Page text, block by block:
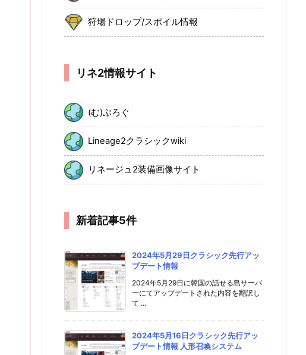
狩場ドロップ/スポイル情報
リネ2情報サイト
(む)ぶろぐ
Lineage2クラシックwiki
リネージュ2装備画像サイト
新着記事5件
2024年5月29日クラシック先行アッ
プデート情報
2024年5月29日に韓国の話せる島サーバ
ーにてアップデートされた内容を翻訳し
て ...
2024年5月16日クラシック先行アッ
プデート情報 人形召喚システム